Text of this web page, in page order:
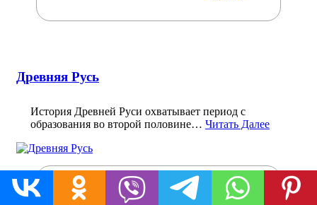
Древняя Русь
История Древней Руси охватывает период с
образования во второй половине… Читать Далее